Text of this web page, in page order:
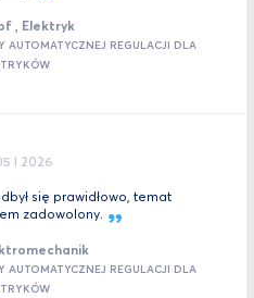
, Elektryk
AUTOMATYCZNEJ REGULACJI DLA
I 2026
się prawidłowo, temat
zadowolony.
AUTOMATYCZNEJ REGULACJI DLA